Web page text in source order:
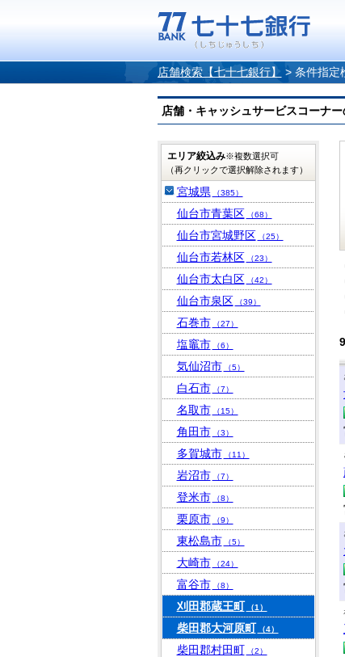
店舗検索【七十七銀行】 > 条件指定
店舗・キャッシュサービスコーナ
9
エリア絞込み※複数選択可
（再クリックで選択解除されます）
宮城県 （385）
仙台市青葉区 （68）
仙台市宮城野区 （25）
仙台市若林区 （23）
仙台市太白区 （42）
仙台市泉区 （39）
石巻市 （27）
塩竈市 （6）
気仙沼市 （5）
白石市 （7）
名取市 （15）
角田市 （3）
多賀城市 （11）
岩沼市 （7）
登米市 （8）
栗原市 （9）
東松島市 （5）
大崎市 （24）
富谷市 （8）
刈田郡蔵王町 （1）
柴田郡大河原町 （4）
柴田郡村田町 （2）